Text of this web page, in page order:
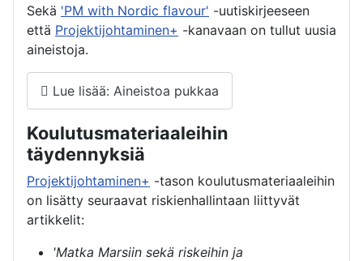
Sekä 'PM with Nordic flavour' -uutiskirjeeseen
että Projektijohtaminen+ -kanavaan on tullut uusia
aineistoja.
Lue lisää: Aineistoa pukkaa
Koulutusmateriaaleihin
täydennyksiä
Projektijohtaminen+ -tason koulutusmateriaaleihin
on lisätty seuraavat riskienhallintaan liittyvät
artikkelit:
'Matka Marsiin sekä riskeihin ja